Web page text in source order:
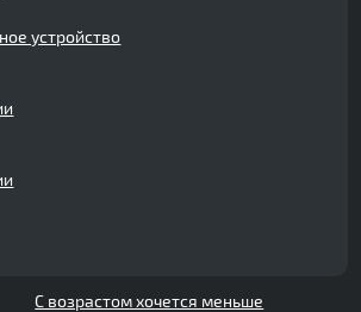
устройство
С возрастом хочется меньше